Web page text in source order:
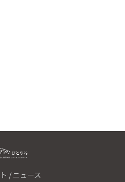
/ ニュース